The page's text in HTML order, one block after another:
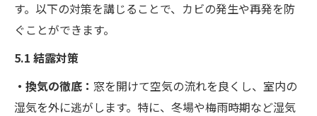
す。以下の対策を講じることで、カビの発生や再発を防
ぐことができます。
5.1 結露対策
・換気の徹底： 窓を開けて空気の流れを良くし、室内の
湿気を外に逃がします。特に、冬場や梅雨時期など湿気